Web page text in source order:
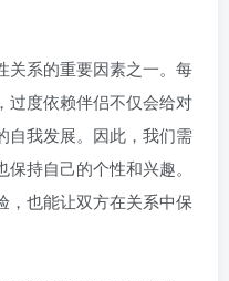
系的重要因素之一。每
过度依赖伴侣不仅会给对
自我发展。因此，我们需
持自己的个性和兴趣。
，也能让双方在关系中保